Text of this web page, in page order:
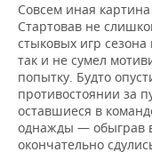
Совсем иная
Стартовав не
стыковых игр
так и не сумел
попытку. Будто
противостоянии за
оставшиеся в
однажды — обыграв
окончательно